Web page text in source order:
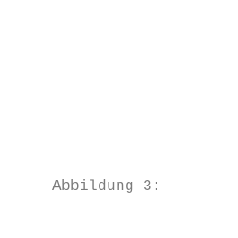
Abbildung 3: